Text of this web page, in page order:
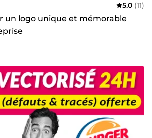
5.0 (11)
un logo unique et mémorable